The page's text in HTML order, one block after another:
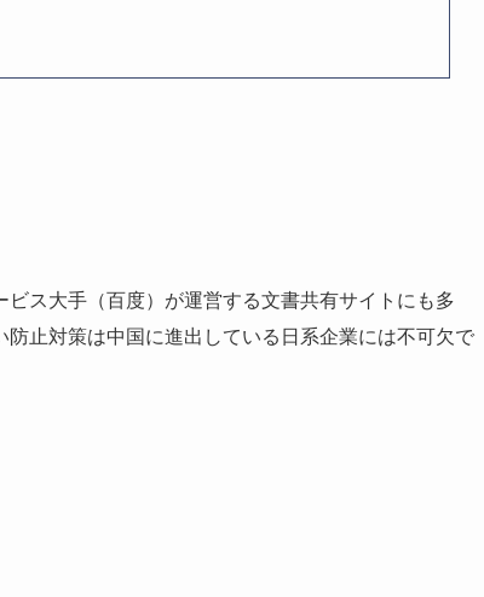
ス大手（百度）が運営する文書共有サイトにも多
止対策は中国に進出している日系企業には不可欠で